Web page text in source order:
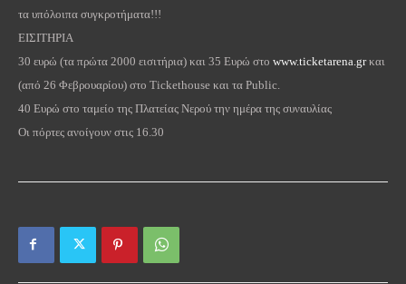
τα υπόλοιπα συγκροτήματα!!!
ΕΙΣΙΤΗΡΙΑ
30 ευρώ (τα πρώτα 2000 εισιτήρια) και 35 Ευρώ στο www.ticketarena.grκαι
(από 26 Φεβρουαρίου) στο Tickethouse και τα Public.
40 Ευρώ στο ταμείο της Πλατείας Νερού την ημέρα της συναυλίας
Οι πόρτες ανοίγουν στις 16.30